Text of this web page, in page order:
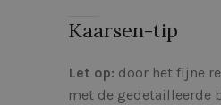
Kaarsen-tip
Let op: door het fijne
met de gedetailleerde